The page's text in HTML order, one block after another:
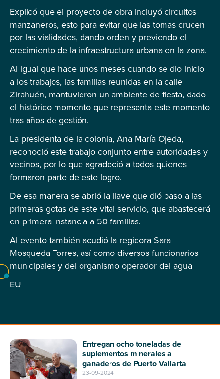
Explicó que el proyecto de obra incluyó circuitos
manzaneros, esto para evitar que las tomas crucen
por las vialidades, dando orden y previendo el
crecimiento de la infraestructura urbana en la zona.
Al igual que hace unos meses cuando se dio inicio
a los trabajos, las familias reunidas en la calle
Zirahuén, mantuvieron un ambiente de fiesta, dado
el histórico momento que representa este momento
tras años de gestión.
La presidenta de la colonia, Ana María Ojeda,
reconoció este trabajo conjunto entre autoridades y
vecinos, por lo que agradeció a todos quienes
formaron parte de este logro.
De esa manera se abrió la llave que dió paso a las
primeras gotas de este vital servicio, que abastecerá
en primera instancia a 50 familias.
Al evento también acudió la regidora Sara
Mosqueda Torres, así como diversos funcionarios
municipales y del organismo operador del agua.
EU
Entregan ocho toneladas de
suplementos minerales a
ganaderos de Puerto Vallarta
23-09-2024